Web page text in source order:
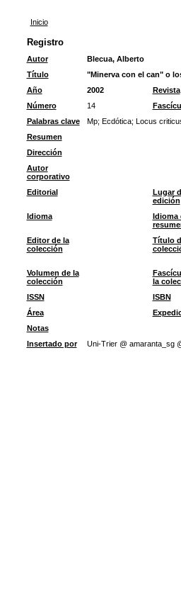
Inicio
Registro
Autor
Blecua, Alberto
Título
"Minerva con el can" o
Año
2002 Revista
Número
14
Palabras clave
Mp; Ecdótica; Locus
Resumen
Dirección
Autor
corporativo
Editorial
Lugar
edición
Idioma
Idioma
Editor de la
colección
Título
Volumen de la
colección
la
ISSN
ISBN
Área
Notas
Insertado por
Uni-Trier @ amaranta_sg